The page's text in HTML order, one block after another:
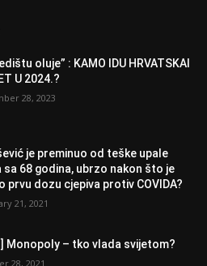
oluje” : KAMO IDU HRVATSKAI
U 2024.?
28, 2023
je preminuo od teške upale
sa 68 godina, ubrzo nakon što je
prvu dozu cjepiva protiv COVIDA?
21, 2021
Monopoly – tko vlada svijetom?
28, 2021